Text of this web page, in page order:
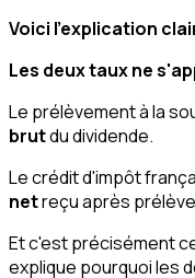
Voici l'explication
Les deux taux ne
Le prélèvement à la
brutdu dividende.
Le crédit d'impôt
netreçu après
Et c'est précisément
explique pourquoi les